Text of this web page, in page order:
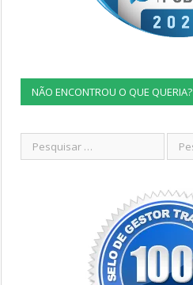
NÃO ENCONTROU O QUE QUERIA?